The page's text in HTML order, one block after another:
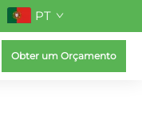
PT
Obter um Orçamento